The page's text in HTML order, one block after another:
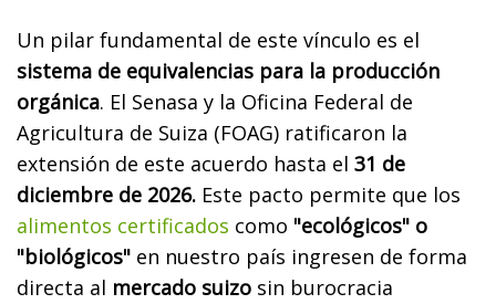
Un pilar fundamental de este vínculo es el
sistema de equivalencias para la producción
orgánica. El Senasa y la Oficina Federal de
Agricultura de Suiza (FOAG) ratificaron la
extensión de este acuerdo hasta el 31 de
diciembre de 2026. Este pacto permite que los
alimentos certificados como "ecológicos" o
"biológicos" en nuestro país ingresen de forma
directa al mercado suizo sin burocracia